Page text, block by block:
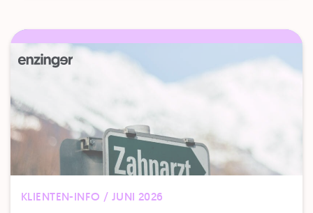
KLIENTEN-INFO / JUNI 2026